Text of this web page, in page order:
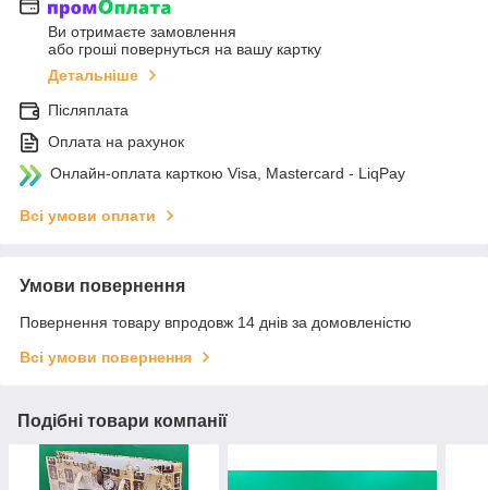
Ви отримаєте замовлення
або гроші повернуться на вашу картку
Детальніше
Післяплата
Оплата на рахунок
Онлайн-оплата карткою Visa, Mastercard - LiqPay
Всі умови оплати
Умови повернення
Повернення товару впродовж 14 днів за домовленістю
Всі умови повернення
Подібні товари компанії